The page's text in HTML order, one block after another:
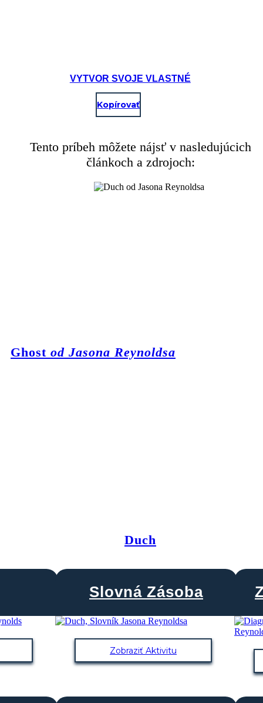
VYTVOR SVOJE VLASTNÉ
Kopírovať
Tento príbeh môžete nájsť v nasledujúcich
článkoch a zdrojoch:
Ghost od Jasona Reynoldsa
Duch
Slovná Zásoba
Zobraziť Aktivitu